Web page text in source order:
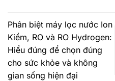
Phân biệt máy lọc nước Ion
Kiềm, RO và RO Hydrogen:
Hiểu đúng để chọn đúng
cho sức khỏe và không
gian sống hiện đại